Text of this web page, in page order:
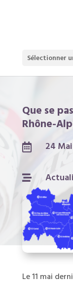
Sélectionner
Que se
Rhône-
 24

Le 11 mai